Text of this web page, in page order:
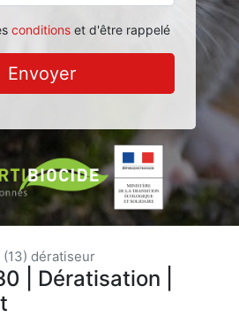
conditionset d'être rappelé
Envoyer
(13) dératiseur
| Dératisation |